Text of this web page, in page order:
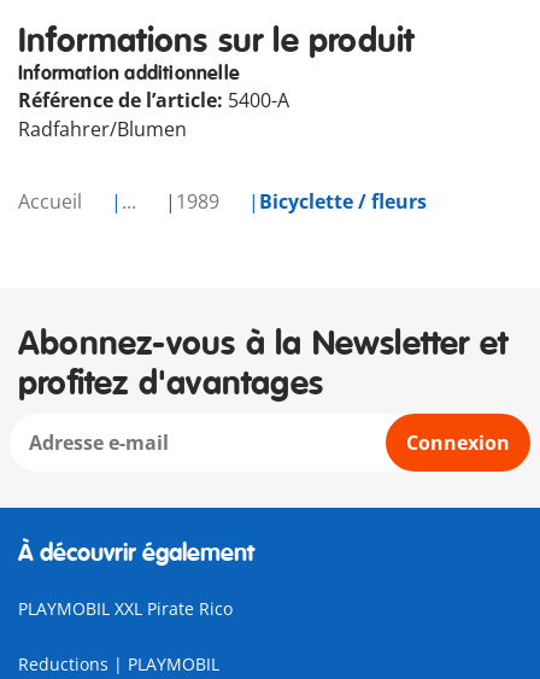
Accueil ... 1989 Bicyclette / fleurs
Informations sur le produit
Information additionnelle
Référence de l’article: 5400-A
Radfahrer/Blumen
Abonnez-vous à la Newsletter et
profitez d'avantages
Connexion
À découvrir également
PLAYMOBIL XXL Pirate Rico
Reductions | PLAYMOBIL